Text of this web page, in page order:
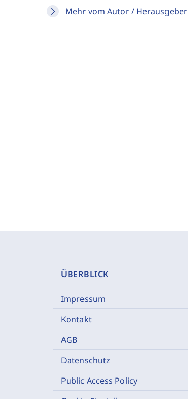
Mehr vom Autor / Herausgeber
ÜBERBLICK
Impressum
Kontakt
AGB
Datenschutz
Public Access Policy